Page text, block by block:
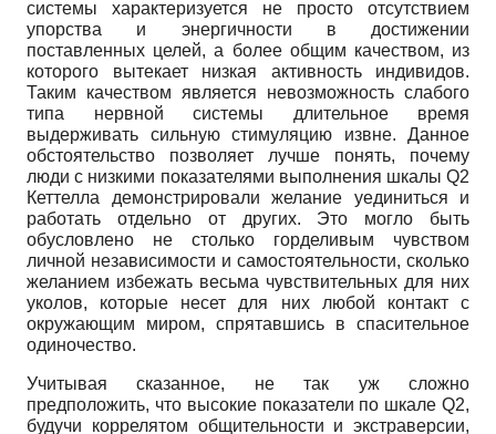
системы характеризуется не просто отсутствием
упорства и энергичности в достижении
поставленных целей, а более общим качеством, из
которого вытекает низкая активность индивидов.
Таким качеством является невозможность слабого
типа нервной системы длительное время
выдерживать сильную стимуляцию извне. Данное
обстоятельство позволяет лучше понять, почему
люди с низкими показателями выполнения шкалы Q2
Кеттелла демонстрировали желание уединиться и
работать отдельно от других. Это могло быть
обусловлено не столько горделивым чувством
личной независимости и самостоятельности, сколько
желанием избежать весьма чувствительных для них
уколов, которые несет для них любой контакт с
окружающим миром, спрятавшись в спасительное
одиночество.
Учитывая сказанное, не так уж сложно
предположить, что высокие показатели по шкале Q2,
будучи коррелятом общительности и экстраверсии,